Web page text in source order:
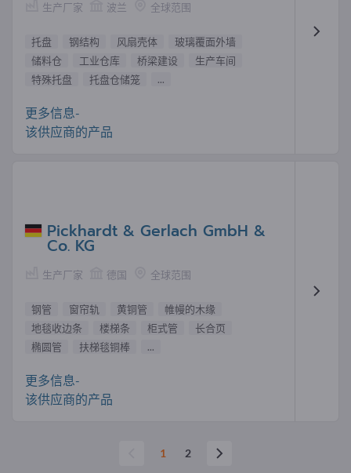
生产厂家 波兰 全球范围
托盘 钢结构 风扇壳体
玻璃覆面外墙
储料仓
工业仓库 桥梁建设
生产车间
特殊托盘
托盘仓储笼 ...
更多信息-
该供应商的产品
Pickhardt & Gerlach GmbH &
Co. KG
生产厂家 德国 全球范围
钢管 窗帘轨 黄铜管
帷幔的木缘
地毯收边条
楼梯条 柜式管
长合页
椭圆管
扶梯毯铜棒 ...
更多信息-
该供应商的产品
1 2